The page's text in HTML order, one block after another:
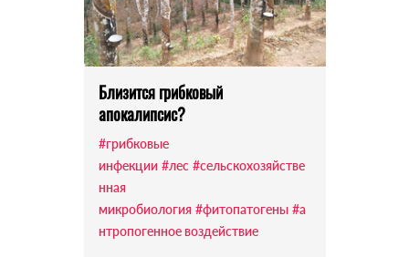
Близится грибковый
апокалипсис?
#грибковые
инфекции #лес #сельскохозяйстве
нная
микробиология #фитопатогены #а
нтропогенное воздействие